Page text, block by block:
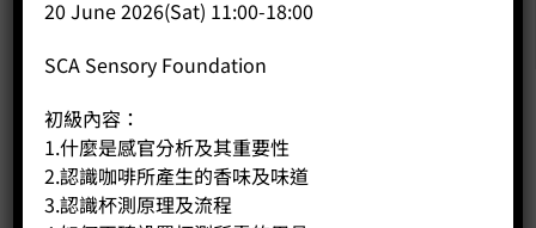
公司
主頁
20 June 2026(Sat) 11:00-18:00
SCA Sensory Foundation
初級內容：
1.什麼是感官分析及其重要性
2.認識咖啡所產生的香味及味道
3.認識杯測原理及流程